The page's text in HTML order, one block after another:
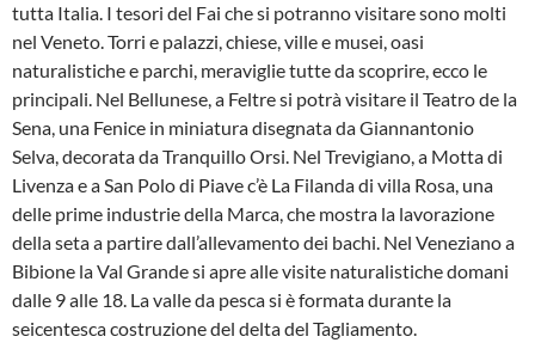
tutta Italia. I tesori del Fai che si potranno visitare sono molti
nel Veneto. Torri e palazzi, chiese, ville e musei, oasi
naturalistiche e parchi, meraviglie tutte da scoprire, ecco le
principali. Nel Bellunese, a Feltre si potrà visitare il Teatro de la
Sena, una Fenice in miniatura disegnata da Giannantonio
Selva, decorata da Tranquillo Orsi. Nel Trevigiano, a Motta di
Livenza e a San Polo di Piave c’è La Filanda di villa Rosa, una
delle prime industrie della Marca, che mostra la lavorazione
della seta a partire dall’allevamento dei bachi. Nel Veneziano a
Bibione la Val Grande si apre alle visite naturalistiche domani
dalle 9 alle 18. La valle da pesca si è formata durante la
seicentesca costruzione del delta del Tagliamento.